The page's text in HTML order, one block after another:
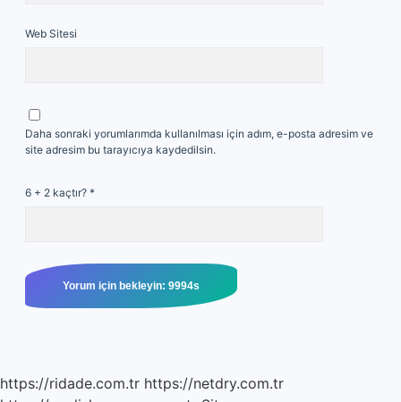
Web Sitesi
Daha sonraki yorumlarımda kullanılması için adım, e-posta adresim ve
site adresim bu tarayıcıya kaydedilsin.
6 + 2 kaçtır? *
https://ridade.com.tr https://netdry.com.tr